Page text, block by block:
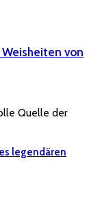
von
Quelle der
legendären